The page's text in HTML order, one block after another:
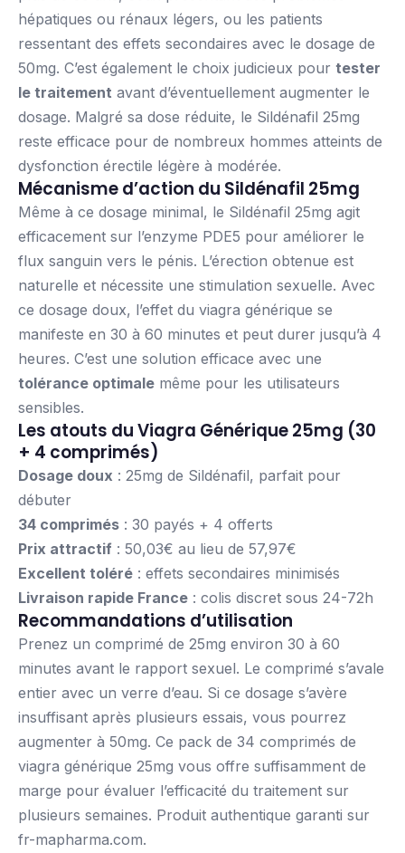
hépatiques ou rénaux légers, ou les patients
ressentant des effets secondaires avec le dosage de
50mg. C’est également le choix judicieux pour tester
le traitement avant d’éventuellement augmenter le
dosage. Malgré sa dose réduite, le Sildénafil 25mg
reste efficace pour de nombreux hommes atteints de
dysfonction érectile légère à modérée.
Mécanisme d’action du Sildénafil 25mg
Même à ce dosage minimal, le Sildénafil 25mg agit
efficacement sur l’enzyme PDE5 pour améliorer le
flux sanguin vers le pénis. L’érection obtenue est
naturelle et nécessite une stimulation sexuelle. Avec
ce dosage doux, l’effet du viagra générique se
manifeste en 30 à 60 minutes et peut durer jusqu’à 4
heures. C’est une solution efficace avec une
tolérance optimale même pour les utilisateurs
sensibles.
Les atouts du Viagra Générique 25mg (30
+ 4 comprimés)
Dosage doux : 25mg de Sildénafil, parfait pour
débuter
34 comprimés : 30 payés + 4 offerts
Prix attractif : 50,03€ au lieu de 57,97€
Excellent toléré : effets secondaires minimisés
Livraison rapide France : colis discret sous 24-72h
Recommandations d’utilisation
Prenez un comprimé de 25mg environ 30 à 60
minutes avant le rapport sexuel. Le comprimé s’avale
entier avec un verre d’eau. Si ce dosage s’avère
insuffisant après plusieurs essais, vous pourrez
augmenter à 50mg. Ce pack de 34 comprimés de
viagra générique 25mg vous offre suffisamment de
marge pour évaluer l’efficacité du traitement sur
plusieurs semaines. Produit authentique garanti sur
fr-mapharma.com.